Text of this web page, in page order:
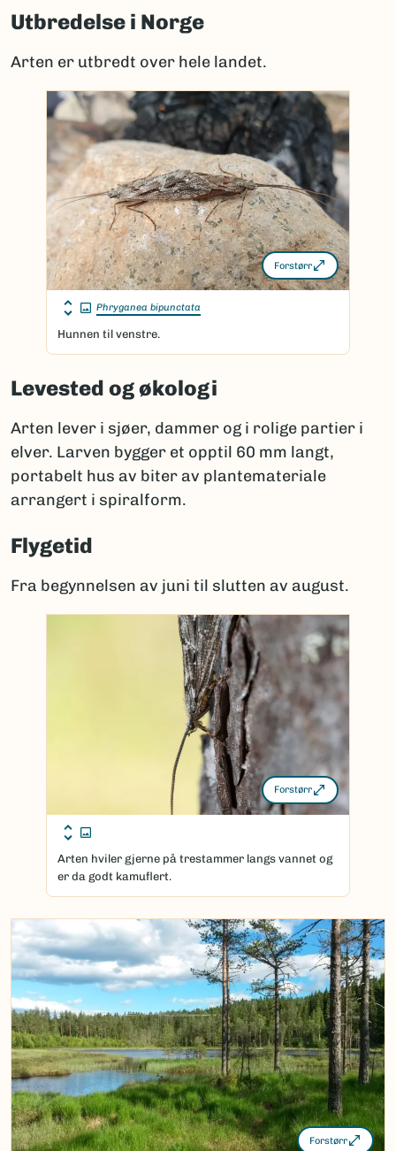
Utbredelse i Norge
Arten er utbredt over hele landet.
Forstørr
Phryganea bipunctata
Hunnen til venstre.
Levested og økologi
Arten lever i sjøer, dammer og i rolige partier i
elver. Larven bygger et opptil 60 mm langt,
portabelt hus av biter av plantemateriale
arrangert i spiralform.
Flygetid
Fra begynnelsen av juni til slutten av august.
Forstørr
Arten hviler gjerne på trestammer langs vannet og
er da godt kamuflert.
Forstørr